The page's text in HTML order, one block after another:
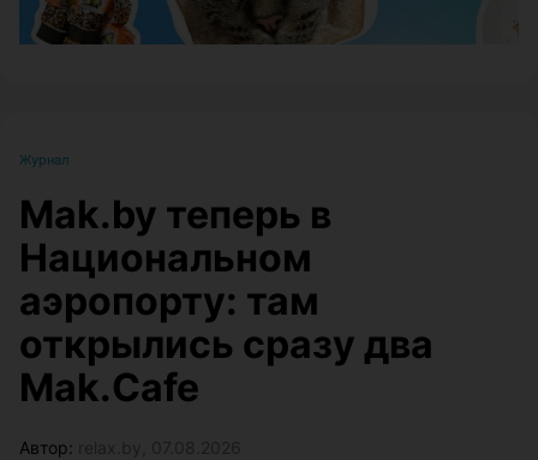
Журнал
Mak.by теперь в
Национальном
аэропорту: там
открылись сразу два
Mak.Cafe
Автор: